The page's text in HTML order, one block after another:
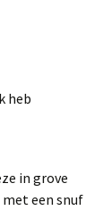
heb
in grove
een snuf